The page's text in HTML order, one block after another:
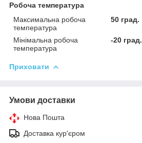
Робоча температура
Максимальна робоча
температура
50 град.
Мінімальна робоча
температура
-20 град.
Приховати
Умови доставки
Нова Пошта
Доставка кур'єром